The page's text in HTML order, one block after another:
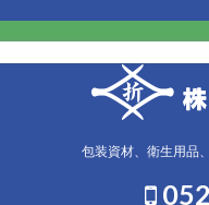
包装資材、衛生用品